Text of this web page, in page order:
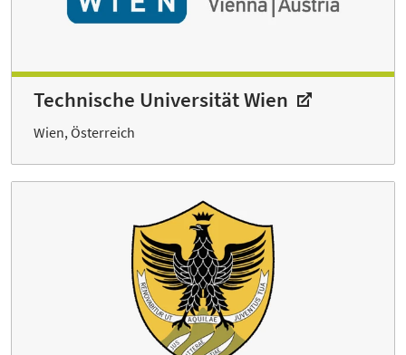
Technische Universität Wien
Wien, Österreich